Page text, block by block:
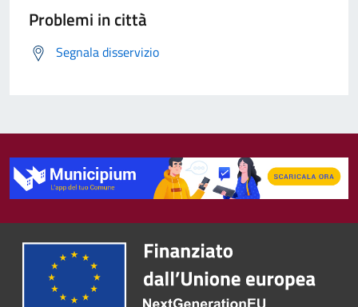
Problemi in città
Segnala disservizio